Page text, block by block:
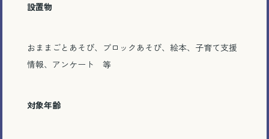
設置物
おままごとあそび、ブロックあそび、絵本、子育て支援
情報、アンケート 等
対象年齢